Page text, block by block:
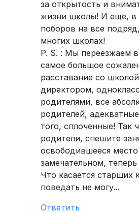
за открытость и
жизни школы! И еще, в
поборов на все
многих школах!
P. S. : Мы переезжаем
самое большое
расставание со
директором,
родителями, все
родителей,
того, сплоченные! Так
родители, спешите
освободившееся
замечательном,
Что касается старших
поведать не могу...
Ответить